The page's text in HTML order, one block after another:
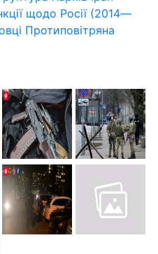
щодо Росії (2014—
Протиповітряна